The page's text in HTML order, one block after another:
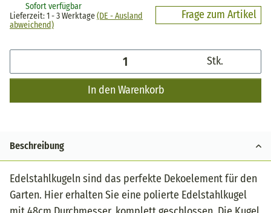
Sofort verfügbar
Lieferzeit:1 - 3 Werktage(DE - Ausland
abweichend)
Frage zum Artikel
Stk.
In den Warenkorb
Beschreibung
Edelstahlkugeln sind das perfekte Dekoelement für den
Garten. Hier erhalten Sie eine polierte Edelstahlkugel